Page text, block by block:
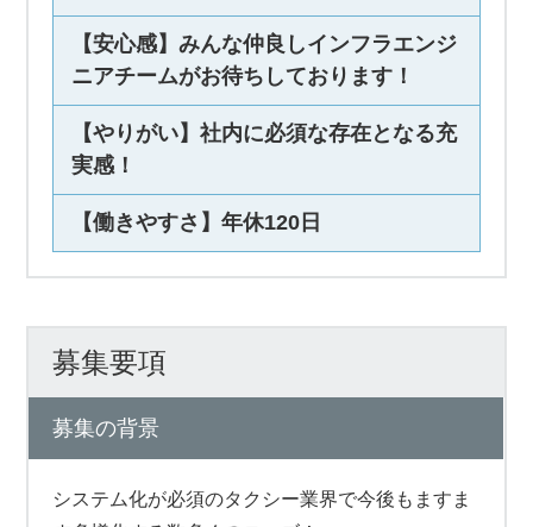
【安心感】みんな仲良しインフラエンジ
ニアチームがお待ちしております！
【やりがい】社内に必須な存在となる充
実感！
【働きやすさ】年休120日
募集要項
募集の背景
システム化が必須のタクシー業界で今後もますま